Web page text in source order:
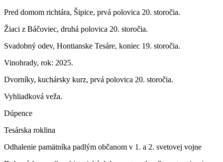
Pred domom richtára, Šipice, prvá polovica 20. storočia.
Žiaci z Báčoviec, druhá polovica 20. storočia.
Svadobný odev, Hontianske Tesáre, koniec 19. storočia.
Vinohrady, rok: 2025.
Dvorníky, kuchársky kurz, prvá polovica 20. storočia.
Vyhliadková veža.
Dúpence
Tesárska roklina
Odhalenie pamätníka padlým občanom v 1. a 2. svetovej vojne